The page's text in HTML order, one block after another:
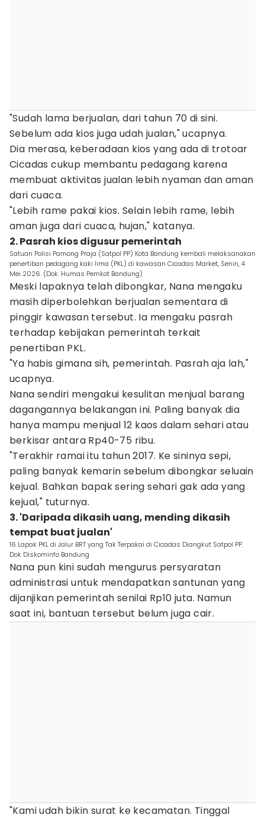
"Sudah lama berjualan, dari tahun 70 di sini.
Sebelum ada kios juga udah jualan," ucapnya.
Dia merasa, keberadaan kios yang ada di trotoar
Cicadas cukup membantu pedagang karena
membuat aktivitas jualan lebih nyaman dan aman
dari cuaca.
"Lebih rame pakai kios. Selain lebih rame, lebih
aman juga dari cuaca, hujan," katanya.
2. Pasrah kios digusur pemerintah
Satuan Polisi Pamong Praja (Satpol PP) Kota Bandung kembali melaksanakan
penertiban pedagang kaki lima (PKL) di kawasan Cicadas Market, Senin, 4
Mei 2026. (Dok. Humas Pemkot Bandung)
Meski lapaknya telah dibongkar, Nana mengaku
masih diperbolehkan berjualan sementara di
pinggir kawasan tersebut. Ia mengaku pasrah
terhadap kebijakan pemerintah terkait
penertiban PKL.
"Ya habis gimana sih, pemerintah. Pasrah aja lah,"
ucapnya.
Nana sendiri mengakui kesulitan menjual barang
dagangannya belakangan ini. Paling banyak dia
hanya mampu menjual 12 kaos dalam sehari atau
berkisar antara Rp40-75 ribu.
"Terakhir ramai itu tahun 2017. Ke sininya sepi,
paling banyak kemarin sebelum dibongkar seluain
kejual. Bahkan bapak sering sehari gak ada yang
kejual," tuturnya.
3. 'Daripada dikasih uang, mending dikasih
tempat buat jualan'
16 Lapak PKL di Jalur BRT yang Tak Terpakai di Cicadas Diangkut Satpol PP.
Dok Diskominfo Bandung
Nana pun kini sudah mengurus persyaratan
administrasi untuk mendapatkan santunan yang
dijanjikan pemerintah senilai Rp10 juta. Namun
saat ini, bantuan tersebut belum juga cair.
"Kami udah bikin surat ke kecamatan. Tinggal